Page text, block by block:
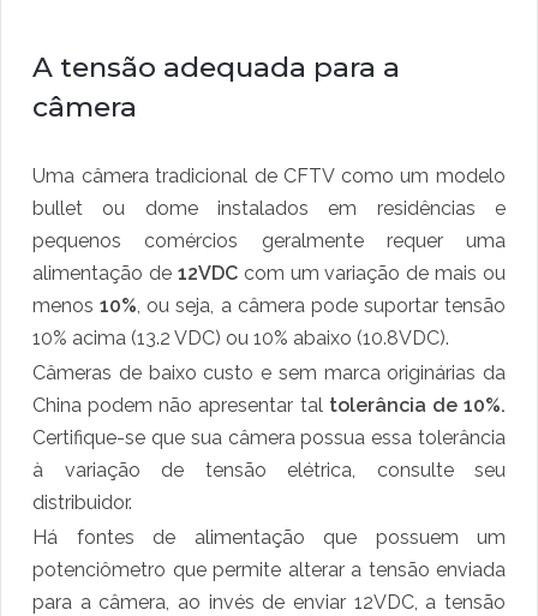
A tensão adequada para a
câmera
Uma câmera tradicional de CFTV como um modelo
bullet ou dome instalados em residências e
pequenos comércios geralmente requer uma
alimentação de 12VDCcom um variação de mais ou
menos10%, ou seja, a câmera pode suportar tensão
10% acima (13.2 VDC) ou 10% abaixo (10.8VDC).
Câmeras de baixo custo e sem marca originárias da
China podem não apresentar tal tolerância de 10%.
Certifique-se que sua câmera possua essa tolerância
à variação de tensão elétrica, consulte seu
distribuidor.
Há fontes de alimentação que possuem um
potenciômetro que permite alterar a tensão enviada
para a câmera, ao invés de enviar 12VDC, a tensão